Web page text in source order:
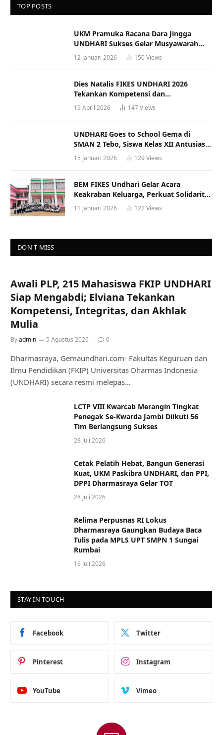
TOP POSTS
UKM Pramuka Racana Dara Jingga
UNDHARI Sukses Gelar Musyawarah
Racana
12 Januari 2026 150Views
Dies Natalis FIKES UNDHARI 2026
Tekankan Kompetensi dan
Profesionalisme Tenaga Kesehatan
19 April 2026 147Views
UNDHARI Goes to School Gema di
SMAN 2 Tebo, Siswa Kelas XII Antusias
Ikuti Sosialisasi Kampus Berkualitas
15 Januari 2026 129 Views
BEM FIKES Undhari Gelar Acara
Keakraban Keluarga, Perkuat Solidaritas
dan Gaya Hidup Sehat
11 Januari 2026 122Views
DON'T MISS
Awali PLP, 215 Mahasiswa FKIP UNDHARI
Siap Mengabdi; Elviana Tekankan
Kompetensi, Integritas, dan Akhlak
Mulia
Byadmin 5 Agustus 2026 0
Dharmasraya, Gemaundhari.com- Fakultas Keguruan dan
Ilmu Pendidikan (FKIP) Universitas Dharmas Indonesia
(UNDHARI) secara resmi melepas…
LCTP VIII Kwarcab Merangin Tingkat
Penegak Se-Kwarda Jambi Diikuti 56
Tim Berlangsung Sukses
28 Juli 2026
Cetak Pelatih Hebat, Bangun Generasi
Kuat, UKM Paskibra UNDHARI, dan PPI,
DPPI Dharmasraya Gelar TOT
28 Juli 2026
Relima Perpusnas RI Lokus
Dharmasraya Gaungkan Budaya Baca
Tulis pada MPLS UPT SMPN 1 Sungai
Rumbai
16 Juli 2026
STAY IN TOUCH
Facebook Twitter
Pinterest Instagram
YouTube Vimeo